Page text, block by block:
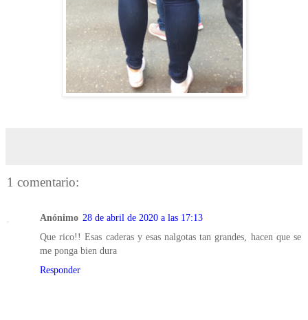
1 comentario:
Anónimo 28 de abril de 2020 a las 17:13
Que rico!! Esas caderas y esas nalgotas tan grandes, hacen que se
me ponga bien dura
Responder